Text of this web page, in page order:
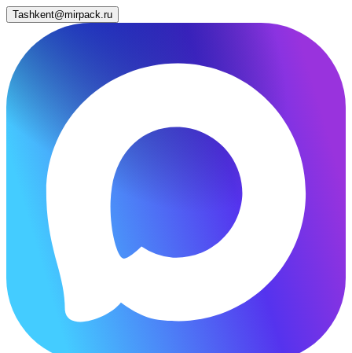
Tashkent@mirpack.ru